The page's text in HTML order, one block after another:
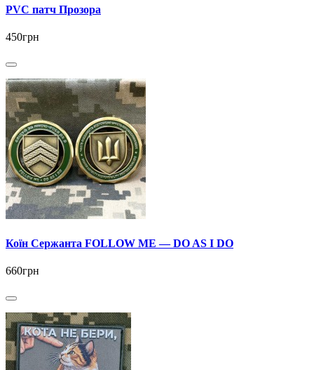
PVC патч Прозора
450грн
Коїн Сержанта FOLLOW ME — DO AS I DO
660грн